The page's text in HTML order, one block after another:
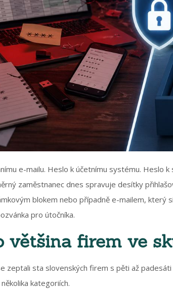
e-mailu. Heslo k účetnímu systému. Heslo
zaměstnanec dnes spravuje desítky
blokem nebo případně e-mailem, který
pro útočníka.
většina firem ve
zeptali sta slovenských firem s pěti až
kategoriích.